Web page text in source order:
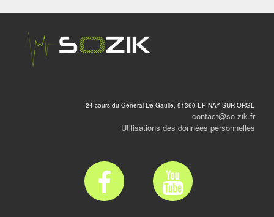
24 cours du Général De Gaulle, 91360 EPINAY SUR ORGE
contact@so-zik.fr
Utilisations des données personnelles